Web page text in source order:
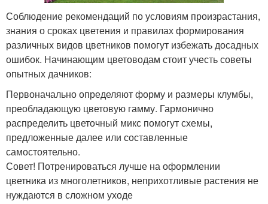
Соблюдение рекомендаций по условиям произрастания,
знания о сроках цветения и правилах формирования
различных видов цветников помогут избежать досадных
ошибок. Начинающим цветоводам стоит учесть советы
опытных дачников:
Первоначально определяют форму и размеры клумбы,
преобладающую цветовую гамму. Гармонично
распределить цветочный микс помогут схемы,
предложенные далее или составленные
самостоятельно.
​Совет! Потренироваться лучше на оформлении
цветника из многолетников, неприхотливые растения не
нуждаются в сложном уходе